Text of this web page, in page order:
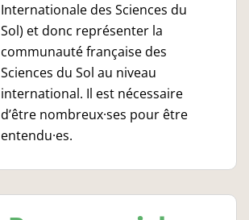
Internationale des Sciences du
Sol) et donc représenter la
communauté française des
Sciences du Sol au niveau
international. Il est nécessaire
d’être nombreux·ses pour être
entendu·es.